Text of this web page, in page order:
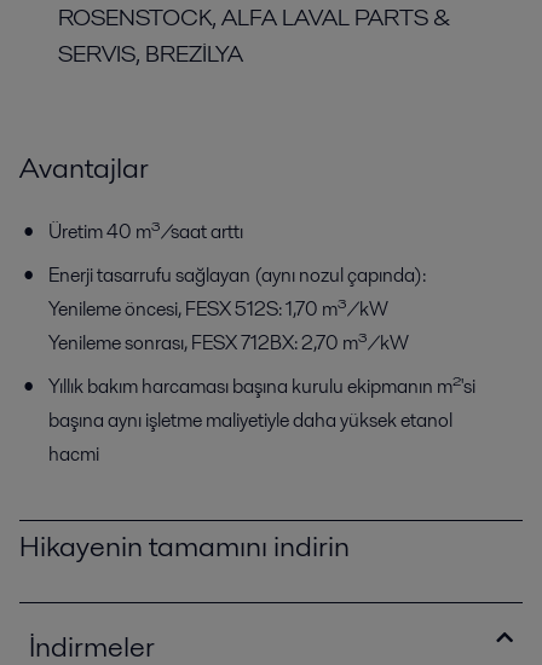
ROSENSTOCK, ALFA LAVAL PARTS &
SERVIS, BREZİLYA
Avantajlar
Üretim 40 m³/saat arttı
Enerji tasarrufu sağlayan (aynı nozul çapında):
Yenileme öncesi, FESX 512S: 1,70 m³/kW
Yenileme sonrası, FESX 712BX: 2,70 m³/kW
Yıllık bakım harcaması başına kurulu ekipmanın m²'si
başına aynı işletme maliyetiyle daha yüksek etanol
hacmi
Hikayenin tamamını indirin
İndirmeler